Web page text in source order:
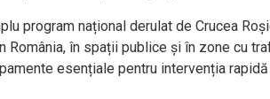
program național derulat de Crucea
în spații publice și în zone cu
esențiale pentru intervenția